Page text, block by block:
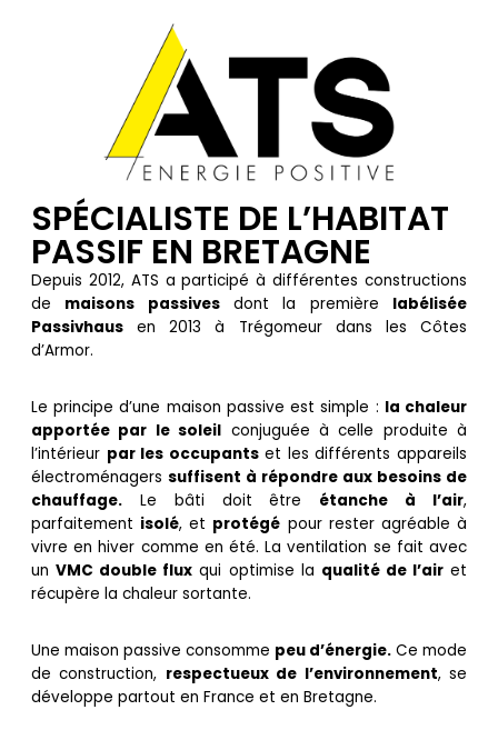
SPÉCIALISTE DE L’HABITAT
PASSIF EN BRETAGNE
Depuis 2012, ATS a participé à différentes constructions
de maisons passivesdont la première labélisée
Passivhaus en 2013 à Trégomeur dans les Côtes
d’Armor.
Le principe d’une maison passive est simple : la chaleur
apportée par le soleil conjuguée à celle produite à
l’intérieur par les occupantset les différents appareils
électroménagers suffisent à répondre aux besoins de
chauffage. Le bâti doit être étanche à l’air,
parfaitement isolé, et protégé pour rester agréable à
vivre en hiver comme en été. La ventilation se fait avec
unVMC double flux qui optimise la qualité de l’airet
récupère la chaleur sortante.
Une maison passive consomme peu d’énergie. Ce mode
de construction, respectueux de l’environnement, se
développe partout en France et en Bretagne.